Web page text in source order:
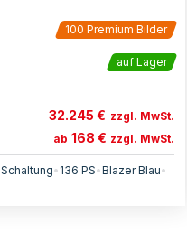
100 Premium Bilder
auf Lager
32.245 € zzgl. MwSt.
ab 168 € zzgl. MwSt.
Schaltung• 136 PS•Blazer Blau•